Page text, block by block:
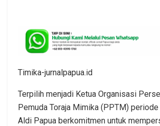
Timika-jurnalpapua.id
Terpilih menjadi Ketua Organisasi
Pemuda Toraja Mimika (PPTM)
Aldi Papua berkomitmen untuk